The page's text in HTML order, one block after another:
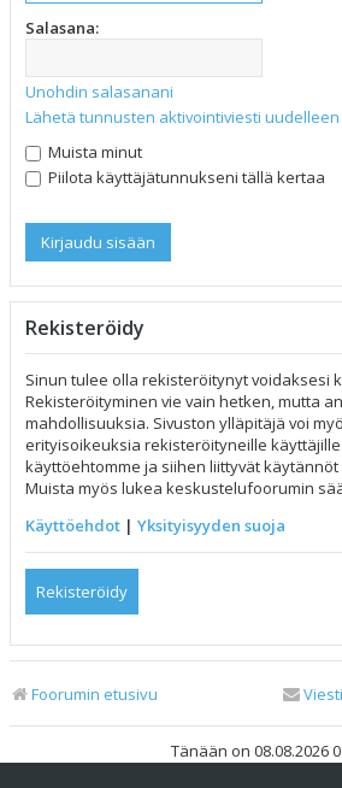
Salasana:
Unohdin salasanani
Lähetä tunnusten aktivointiviesti uudelleen
Muista minut
Piilota käyttäjätunnukseni tällä kertaa
Rekisteröidy
Sinun tulee olla rekisteröitynyt voidaksesi
Rekisteröityminen vie vain hetken, mutta
mahdollisuuksia. Sivuston ylläpitäjä voi
erityisoikeuksia rekisteröityneille
käyttöehtomme ja siihen liittyvät
Muista myös lukea keskustelufoorumin
Käyttöehdot | Yksityisyyden suoja
Rekisteröidy
Foorumin etusivu
Tänään on 08.08.2026